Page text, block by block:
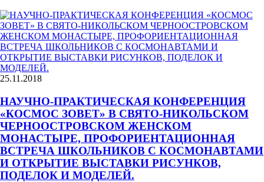
25.11.2018
НАУЧНО-ПРАКТИЧЕСКАЯ КОНФЕРЕНЦИЯ
«КОСМОС ЗОВЕТ» В СВЯТО-НИКОЛЬСКОМ
ЧЕРНООСТРОВСКОМ ЖЕНСКОМ
МОНАСТЫРЕ, ПРОФОРИЕНТАЦИОННАЯ
ВСТРЕЧА ШКОЛЬНИКОВ С КОСМОНАВТАМИ
И ОТКРЫТИЕ ВЫСТАВКИ РИСУНКОВ,
ПОДЕЛОК И МОДЕЛЕЙ.